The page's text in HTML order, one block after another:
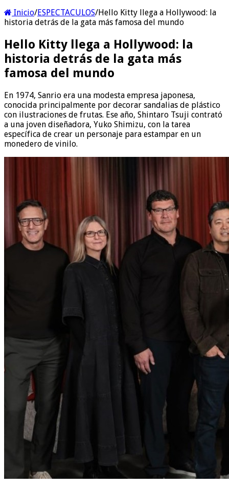
Inicio/ESPECTACULOS/Hello Kitty llega a Hollywood: la
historia detrás de la gata más famosa del mundo
Hello Kitty llega a Hollywood: la
historia detrás de la gata más
famosa del mundo
En 1974, Sanrio era una modesta empresa japonesa,
conocida principalmente por decorar sandalias de plástico
con ilustraciones de frutas. Ese año, Shintaro Tsuji contrató
a una joven diseñadora, Yuko Shimizu, con la tarea
específica de crear un personaje para estampar en un
monedero de vinilo.